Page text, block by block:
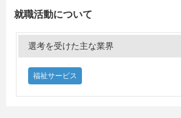
就職活動について
選考を受けた主な業界
福祉サービス